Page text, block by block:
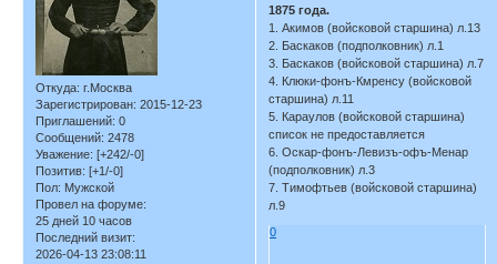
Откуда: г.Москва
Зарегистрирован: 2015-12-23
Приглашений: 0
Сообщений: 2478
Уважение: [+242/-0]
Позитив: [+1/-0]
Пол: Мужской
Провел на форуме:
25 дней 10 часов
Последний визит:
2026-04-13 23:08:11
1875 года.
1. Акимов (войсковой старшина) л.13
2. Баскаков (подполковник) л.1
3. Баскаков (войсковой старшина) л.7
4. Клюки-фонъ-Кмренсу (войсковой
старшина) л.11
5. Караулов (войсковой старшина)
список не предоставляется
6. Оскар-фонъ-Левизъ-офъ-Менар
(подполковник) л.3
7. Тимофтьев (войсковой старшина)
л.9
0